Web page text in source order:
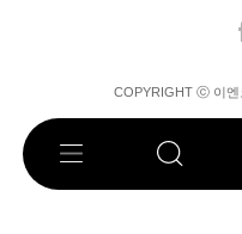
COPYRIGHT ⓒ 이엔